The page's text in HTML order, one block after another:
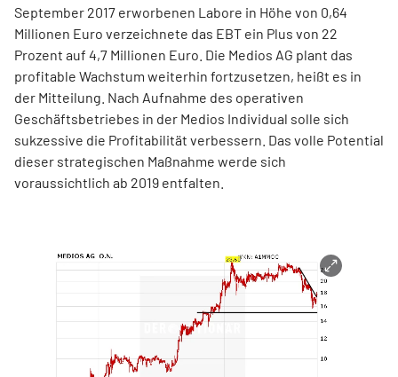
September 2017 erworbenen Labore in Höhe von 0,64
Millionen Euro verzeichnete das EBT ein Plus von 22
Prozent auf 4,7 Millionen Euro. Die Medios AG plant das
profitable Wachstum weiterhin fortzusetzen, heißt es in
der Mitteilung. Nach Aufnahme des operativen
Geschäftsbetriebes in der Medios Individual solle sich
sukzessive die Profitabilität verbessern. Das volle Potential
dieser strategischen Maßnahme werde sich
voraussichtlich ab 2019 entfalten.